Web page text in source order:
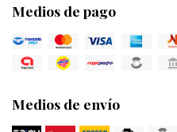
Medios de pago
Medios de envío